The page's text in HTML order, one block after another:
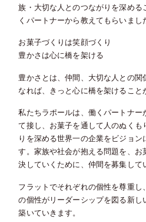
族・大切な人とのつながりを深め
くパートナーから教えてもらいまし
お菓子づくりは笑顔づくり
豊かさは心に橋を架ける
豊かさとは、仲間、大切な人との関
なれば、きっと心に橋を架けること
私たちラポールは、働くパートナー
て接し、お菓子を通して人のぬく
りを深める世界一の企業をビジョン
す。家族や社会が抱える問題を、
決していくために、仲間を募集して
フラットでそれぞれの個性を尊重し
の個性がリーダーシップを図る新
築いていきます。